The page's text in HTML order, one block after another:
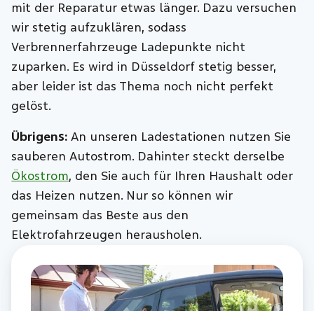
mit der Reparatur etwas länger. Dazu versuchen
wir stetig aufzuklären, sodass
Verbrennerfahrzeuge Ladepunkte nicht
zuparken. Es wird in Düsseldorf stetig besser,
aber leider ist das Thema noch nicht perfekt
gelöst.
Übrigens: An unseren Ladestationen nutzen Sie
sauberen Autostrom. Dahinter steckt derselbe
Ökostrom, den Sie auch für Ihren Haushalt oder
das Heizen nutzen. Nur so können wir
gemeinsam das Beste aus den
Elektrofahrzeugen herausholen.